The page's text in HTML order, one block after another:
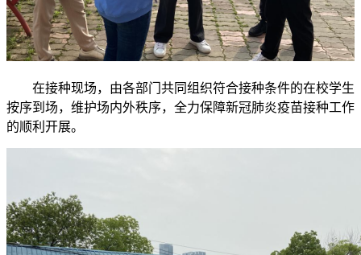
在接种现场， 由各部门 共同组织符合接种条件的在校学生
按序到场，维护场内外秩序，全力保障新冠肺炎疫苗接种工作
的顺利开展。